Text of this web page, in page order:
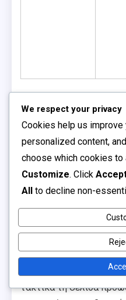
Χρονικά
Πολλές αποκλειστικές
σχετίζονται με τις
χρονικά περιορισμένες,
Οι χρήστες θα πρέπει να
ημερομηνίες λήξης
τις εκμεταλλευτούν
Για να αποφύγετε την
τακτικά τη σελίδα
We respect your privacy
Cookies help us
personalized content,
choose which cookies
Customize. Click
All to decline non-